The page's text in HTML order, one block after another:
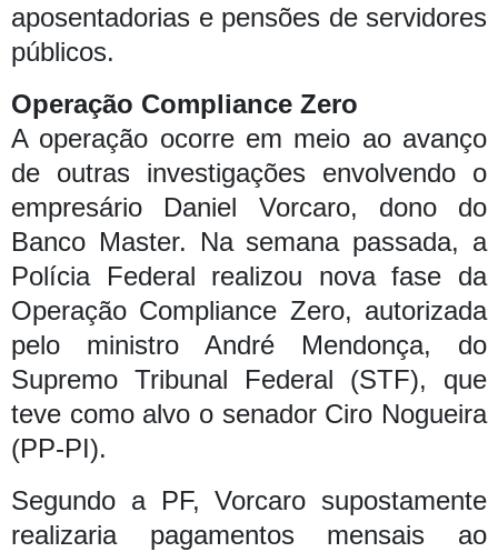
aposentadorias e pensões de servidores
públicos.
Operação Compliance Zero
A operação ocorre em meio ao avanço
de outras investigações envolvendo o
empresário Daniel Vorcaro, dono do
Banco Master. Na semana passada, a
Polícia Federal realizou nova fase da
Operação Compliance Zero, autorizada
pelo ministro André Mendonça, do
Supremo Tribunal Federal (STF), que
teve como alvo o senador Ciro Nogueira
(PP-PI).
Segundo a PF, Vorcaro supostamente
realizaria pagamentos mensais ao